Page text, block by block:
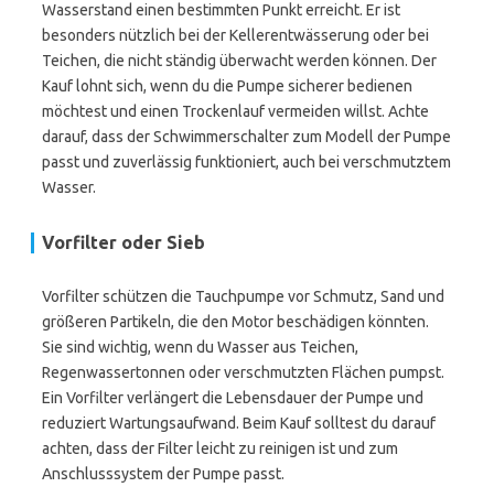
Wasserstand einen bestimmten Punkt erreicht. Er ist
besonders nützlich bei der Kellerentwässerung oder bei
Teichen, die nicht ständig überwacht werden können. Der
Kauf lohnt sich, wenn du die Pumpe sicherer bedienen
möchtest und einen Trockenlauf vermeiden willst. Achte
darauf, dass der Schwimmerschalter zum Modell der Pumpe
passt und zuverlässig funktioniert, auch bei verschmutztem
Wasser.
Vorfilter oder Sieb
Vorfilter schützen die Tauchpumpe vor Schmutz, Sand und
größeren Partikeln, die den Motor beschädigen könnten.
Sie sind wichtig, wenn du Wasser aus Teichen,
Regenwassertonnen oder verschmutzten Flächen pumpst.
Ein Vorfilter verlängert die Lebensdauer der Pumpe und
reduziert Wartungsaufwand. Beim Kauf solltest du darauf
achten, dass der Filter leicht zu reinigen ist und zum
Anschlusssystem der Pumpe passt.